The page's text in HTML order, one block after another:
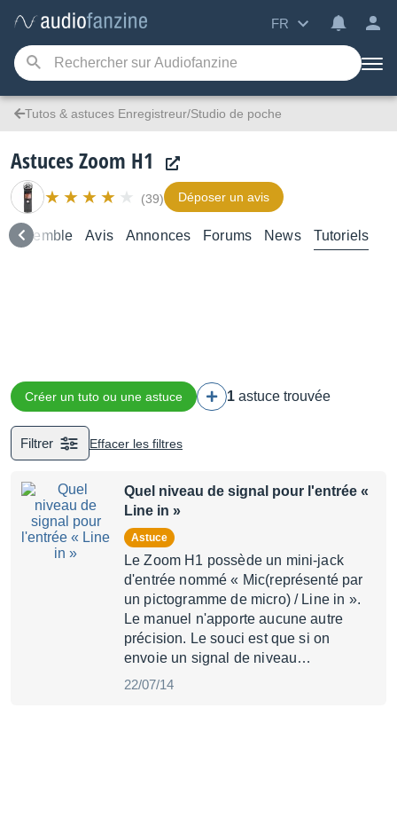
FR
Tutos & astuces Enregistreur/Studio de poche
Astuces Zoom H1
(39) Déposer un avis
Avis Annonces Forums News Tutoriels
Créer un tuto ou une astuce 1 astuce trouvée
Filtrer Effacer les filtres
Quel niveau de signal pour l'entrée «
Line in »
Astuce
Le Zoom H1 possède un mini-jack
d'entrée nommé « Mic(représenté par
un pictogramme de micro) / Line in ».
Le manuel n'apporte aucune autre
précision. Le souci est que si on
envoie un signal de niveau…
22/07/14